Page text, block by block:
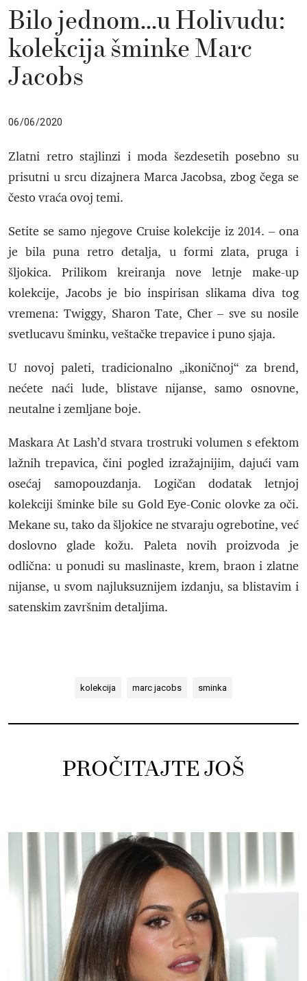
Bilo jednom…u Holivudu:
kolekcija šminke Marc
Jacobs
06/06/2020
Zlatni retro stajlinzi i moda šezdesetih posebno su
prisutni u srcu dizajnera Marca Jacobsa, zbog čega se
često vraća ovoj temi.
Setite se samo njegove Cruise kolekcije iz 2014. – ona
je bila puna retro detalja, u formi zlata, pruga i
šljokica. Prilikom kreiranja nove letnje make-up
kolekcije, Jacobs je bio inspirisan slikama diva tog
vremena: Twiggy, Sharon Tate, Cher – sve su nosile
svetlucavu šminku, veštačke trepavice i puno sjaja.
U novoj paleti, tradicionalno „ikoničnoj“ za brend,
nećete naći lude, blistave nijanse, samo osnovne,
neutalne i zemljane boje.
Maskara At Lash’d stvara trostruki volumen s efektom
lažnih trepavica, čini pogled izražajnijim, dajući vam
osećaj samopouzdanja. Logičan dodatak letnjoj
kolekciji šminke bile su Gold Eye-Conic olovke za oči.
Mekane su, tako da šljokice ne stvaraju ogrebotine, već
doslovno glade kožu. Paleta novih proizvoda je
odlična: u ponudi su maslinaste, krem, braon i zlatne
nijanse, u svom najluksuznijem izdanju, sa blistavim i
satenskim završnim detaljima.
kolekcija marc jacobs sminka
PROČITAJTE JOŠ